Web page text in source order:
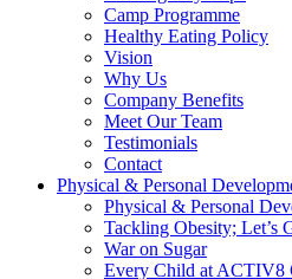
Camp Programme
Healthy Eating Policy
Vision
Why Us
Company Benefits
Meet Our Team
Testimonials
Contact
Physical & Personal
Physical & Personal
Tackling Obesity; Let’s
War on Sugar
Every Child at ACTIV8